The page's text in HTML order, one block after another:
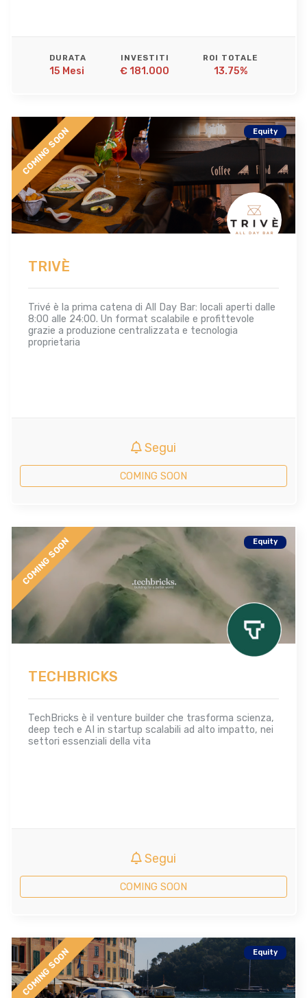
COMING SOON Equity
TRIVÈ
Trivé è la prima catena di All Day Bar: locali aperti dalle
8:00 alle 24:00. Un format scalabile e profittevole
grazie a produzione centralizzata e tecnologia
proprietaria
Segui
COMING SOON
COMING SOON Equity
TECHBRICKS
TechBricks è il venture builder che trasforma scienza,
deep tech e AI in startup scalabili ad alto impatto, nei
settori essenziali della vita
Segui
COMING SOON
COMING SOON Equity
DURATA
15 Mesi
INVESTITI
€ 181.000
ROI TOTALE
13.75%